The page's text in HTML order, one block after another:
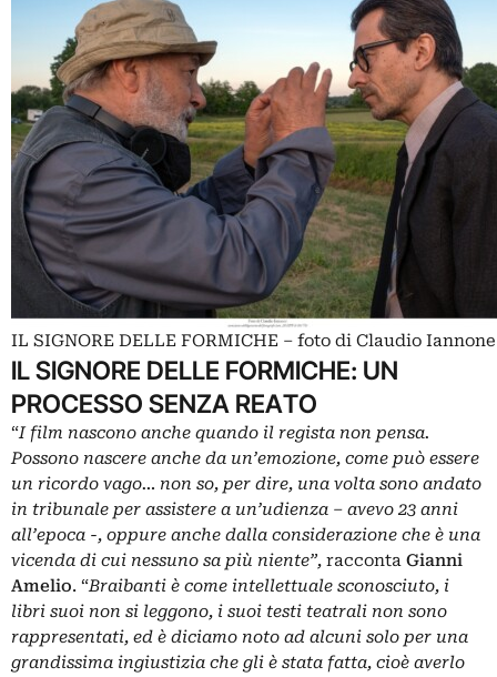
IL SIGNORE DELLE FORMICHE – foto di Claudio Iannone
IL SIGNORE DELLE FORMICHE: UN
PROCESSO SENZA REATO
“I film nascono anche quando il regista non pensa.
Possono nascere anche da un’emozione, come può essere
un ricordo vago… non so, per dire, una volta sono andato
in tribunale per assistere a un’udienza – avevo 23 anni
all’epoca -, oppure anche dalla considerazione che è una
vicenda di cui nessuno sa più niente”, racconta Gianni
Amelio. “Braibanti è come intellettuale sconosciuto, i
libri suoi non si leggono, i suoi testi teatrali non sono
rappresentati, ed è diciamo noto ad alcuni solo per una
grandissima ingiustizia che gli è stata fatta, cioè averlo